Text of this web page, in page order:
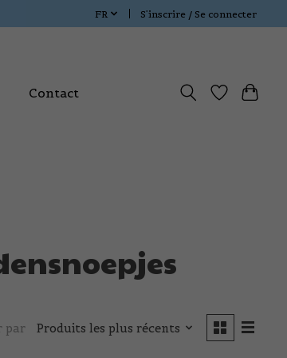
FR S’inscrire / Se connecter
Contact
par Produits les plus récents